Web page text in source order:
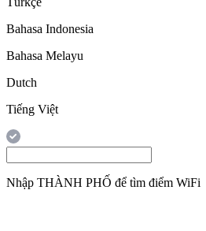
Bahasa Indonesia
Bahasa Melayu
Dutch
Tiếng Việt
Nhập THÀNH PHỐ để tìm điểm WiFi